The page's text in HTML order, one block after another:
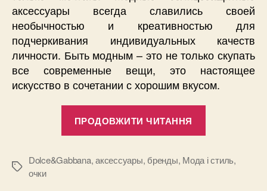
аксессуары всегда славились своей
необычностью и креативностью для
подчеркивания индивидуальных качеств
личности. Быть модным – это не только скупать
все современные вещи, это настоящее
искусство в сочетании с хорошим вкусом.
ПРОДОВЖИТИ ЧИТАННЯ
чтобы
Позначки
Dolce&Gabbana,аксессуары, бренды, Мода і стиль,
очки